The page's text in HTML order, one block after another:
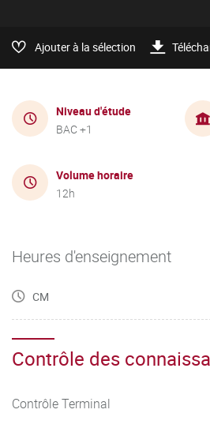
Ajouter à la sélection
Niveau d'étude
BAC +1
Volume horaire
12h
Heures d'enseignement
CM
Contrôle des
Contrôle Terminal